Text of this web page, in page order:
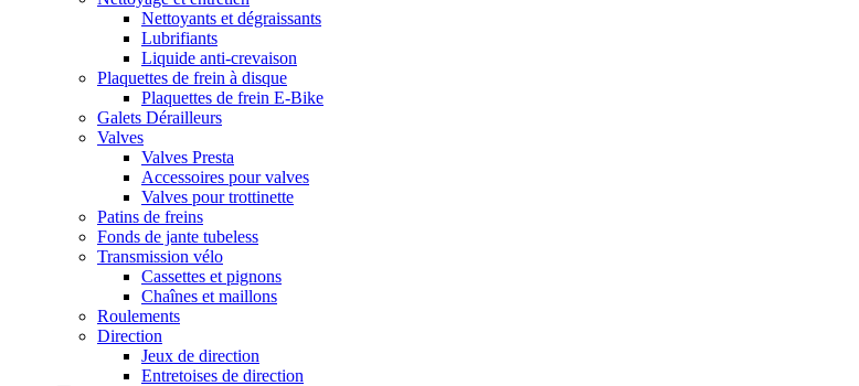
Nettoyants et dégraissants
Lubrifiants
Liquide anti-crevaison
Plaquettes de frein à disque
Plaquettes de frein E-Bike
Galets Dérailleurs
Valves
Valves Presta
Accessoires pour valves
Valves pour trottinette
Patins de freins
Fonds de jante tubeless
Transmission vélo
Cassettes et pignons
Chaînes et maillons
Roulements
Direction
Jeux de direction
Entretoises de direction